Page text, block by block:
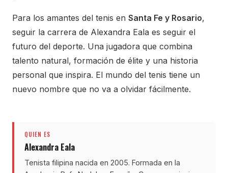
Para los amantes del tenis en Santa Fe y Rosario,
seguir la carrera de Alexandra Eala es seguir el
futuro del deporte. Una jugadora que combina
talento natural, formación de élite y una historia
personal que inspira. El mundo del tenis tiene un
nuevo nombre que no va a olvidar fácilmente.
QUIEN ES
Alexandra Eala
Tenista filipina nacida en 2005. Formada en la